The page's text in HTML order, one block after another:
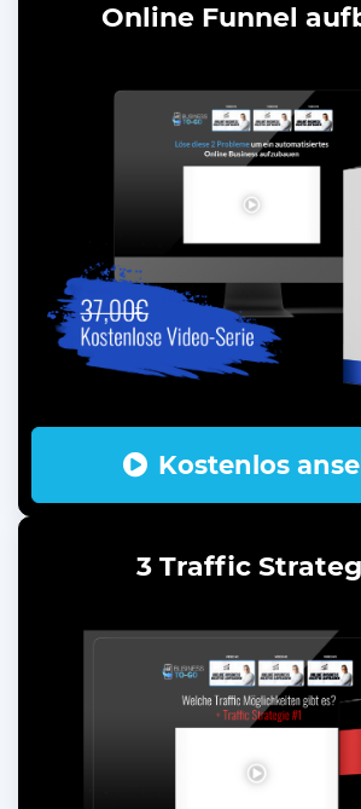
Online Funnel
Kostenlos
3 Traffic